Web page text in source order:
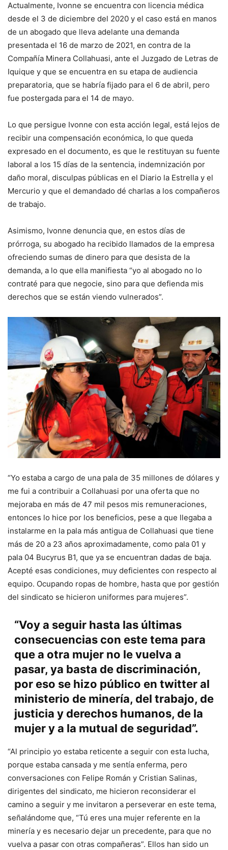
Actualmente, Ivonne se encuentra con licencia médica
desde el 3 de diciembre del 2020 y el caso está en manos
de un abogado que lleva adelante una demanda
presentada el 16 de marzo de 2021, en contra de la
Compañía Minera Collahuasi, ante el Juzgado de Letras de
Iquique y que se encuentra en su etapa de audiencia
preparatoria, que se habría fijado para el 6 de abril, pero
fue postergada para el 14 de mayo.
Lo que persigue Ivonne con esta acción legal, está lejos de
recibir una compensación económica, lo que queda
expresado en el documento, es que le restituyan su fuente
laboral a los 15 días de la sentencia, indemnización por
daño moral, disculpas públicas en el Diario la Estrella y el
Mercurio y que el demandado dé charlas a los compañeros
de trabajo.
Asimismo, Ivonne denuncia que, en estos días de
prórroga, su abogado ha recibido llamados de la empresa
ofreciendo sumas de dinero para que desista de la
demanda, a lo que ella manifiesta “yo al abogado no lo
contraté para que negocie, sino para que defienda mis
derechos que se están viendo vulnerados”.
“Yo estaba a cargo de una pala de 35 millones de dólares y
me fui a contribuir a Collahuasi por una oferta que no
mejoraba en más de 47 mil pesos mis remuneraciones,
entonces lo hice por los beneficios, pese a que llegaba a
instalarme en la pala más antigua de Collahuasi que tiene
más de 20 a 23 años aproximadamente, como pala 01 y
pala 04 Bucyrus B1, que ya se encuentran dadas de baja.
Acepté esas condiciones, muy deficientes con respecto al
equipo. Ocupando ropas de hombre, hasta que por gestión
del sindicato se hicieron uniformes para mujeres”.
“Voy a seguir hasta las últimas
consecuencias con este tema para
que a otra mujer no le vuelva a
pasar, ya basta de discriminación,
por eso se hizo público en twitter al
ministerio de minería, del trabajo, de
justicia y derechos humanos, de la
mujer y a la mutual de seguridad”.
“Al principio yo estaba reticente a seguir con esta lucha,
porque estaba cansada y me sentía enferma, pero
conversaciones con Felipe Román y Cristian Salinas,
dirigentes del sindicato, me hicieron reconsiderar el
camino a seguir y me invitaron a perseverar en este tema,
señalándome que, “Tú eres una mujer referente en la
minería y es necesario dejar un precedente, para que no
vuelva a pasar con otras compañeras”. Ellos han sido un